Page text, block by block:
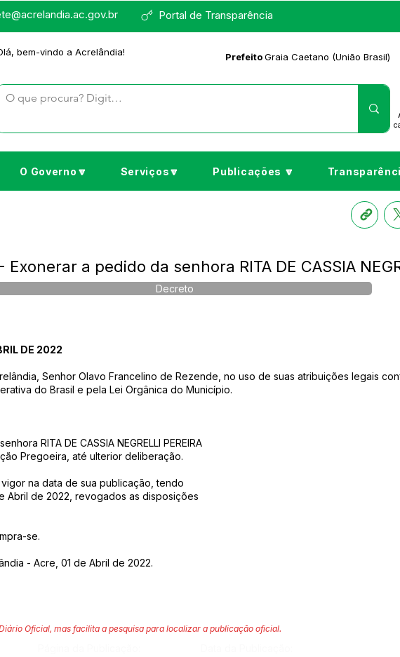
Portal de Transparência
bem-vindo a Acrelândia! PrefeitoGraia Caetano (União Brasil)
O Governo🔽 Serviços🔽 Publicações 🔽
a pedido da senhora RITA DE CASSIA
Decreto
DE 2022
Senhor Olavo Francelino de Rezende, no uso de suas atribuições legais
do Brasil e pela Lei Orgânica do Município.
RITA DE CASSIA NEGRELLI PEREIRA
Pregoeira, até ulterior deliberação.
na data de sua publicação, tendo
Abril de 2022, revogados as disposições
se.
- Acre, 01 de Abril de 2022.
Oficial, mas facilita a pesquisa para localizar a publicação oficial.